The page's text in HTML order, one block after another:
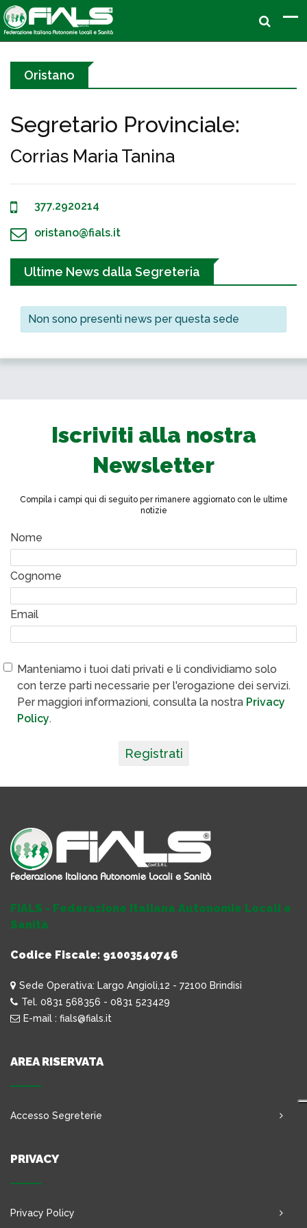
Oristano
Segretario Provinciale:
Corrias Maria Tanina
377.2920214
oristano@fials.it
Ultime News dalla Segreteria
Non sono presenti news per questa sede
Iscriviti alla nostra
Newsletter
Compila i campi qui di seguito per rimanere aggiornato con le ultime
notizie
Nome
Cognome
Email
Manteniamo i tuoi dati privati e li condividiamo solo
con terze parti necessarie per l'erogazione dei servizi.
Per maggiori informazioni, consulta la nostra Privacy
Policy.
Registrati
FIALS - Federazione Italiana Autonomie Locali e
Sanità
Codice Fiscale: 91003540746
Sede Operativa: Largo Angioli,12 - 72100 Brindisi
Tel. 0831 568356 - 0831 523429
E-mail : fials@fials.it
AREA RISERVATA
Accesso Segreterie
PRIVACY
Privacy Policy